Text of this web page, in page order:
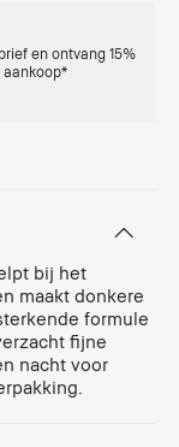
en ontvang 15%
aankoop*
bij het
maakt donkere
formule
fijne
nacht voor